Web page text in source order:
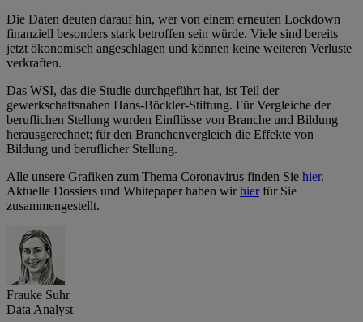
Die Daten deuten darauf hin, wer von einem erneuten Lockdown
finanziell besonders stark betroffen sein würde. Viele sind bereits
jetzt ökonomisch angeschlagen und können keine weiteren Verluste
verkraften.
Das WSI, das die Studie durchgeführt hat, ist Teil der
gewerkschaftsnahen Hans-Böckler-Stiftung. Für Vergleiche der
beruflichen Stellung wurden Einflüsse von Branche und Bildung
herausgerechnet; für den Branchenvergleich die Effekte von
Bildung und beruflicher Stellung.
Alle unsere Grafiken zum Thema Coronavirus finden Sie hier.
Aktuelle Dossiers und Whitepaper haben wirhierfür Sie
zusammengestellt.
Frauke Suhr
Data Analyst